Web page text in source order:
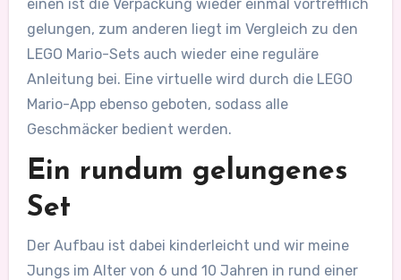
einen ist die Verpackung wieder einmal vortrefflich
gelungen, zum anderen liegt im Vergleich zu den
LEGO Mario-Sets auch wieder eine reguläre
Anleitung bei. Eine virtuelle wird durch die LEGO
Mario-App ebenso geboten, sodass alle
Geschmäcker bedient werden.
Ein rundum gelungenes
Set
Der Aufbau ist dabei kinderleicht und wir meine
Jungs im Alter von 6 und 10 Jahren in rund einer